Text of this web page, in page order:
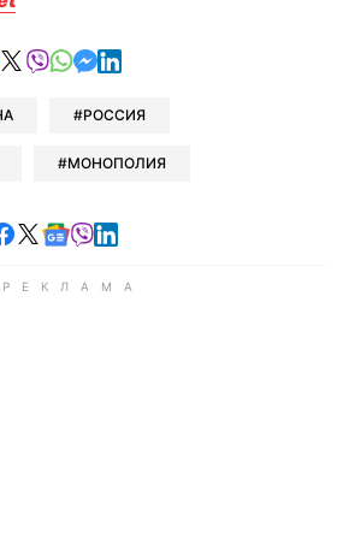
в Telegram
в Facebook
поделиться в X
отправить в Viber
отправить в Whatsapp
отправить в Messenger
отправить в LinkedIn
РОССИЯ
МОНОПОЛИЯ
в Telegram
Читайте в Facebook
Читайте в X
Читайте в Google news
Читайте в Viber
Читайте в LinkedIn